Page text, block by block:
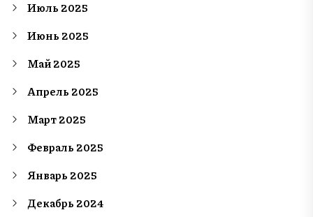
Июль 2025
Июнь 2025
Май 2025
Апрель 2025
Март 2025
Февраль 2025
Январь 2025
Декабрь 2024